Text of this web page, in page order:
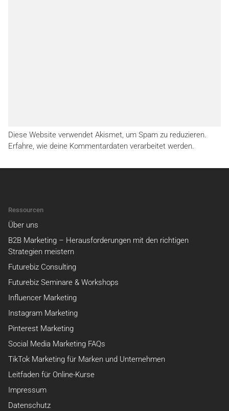
Diese Website verwendet Akismet, um Spam zu reduzieren.
Erfahre, wie deine Kommentardaten verarbeitet werden.
Ressourcen
Über uns
B2B Marketing – Herausforderungen mit den richtigen
Strategien meistern
Futurebiz Consulting
Futurebiz Seminare & Workshops
Influencer Marketing
Instagram Marketing
Pinterest Marketing
Social Media Marketing FAQs
TikTok Marketing für Marken und Unternehmen
Leitfaden für Online-Kurse
Impressum
Datenschutz